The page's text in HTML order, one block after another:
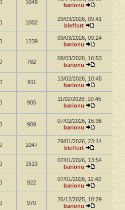
1049
barionu
1002
29/03/2026, 09:41
bleffort
1239
09/03/2026, 09:24
barionu
762
08/03/2026, 16:53
barionu
911
13/02/2026, 10:45
barionu
905
11/02/2026, 10:45
barionu
909
07/02/2026, 16:36
barionu
1047
29/01/2026, 23:14
bleffort
1513
07/01/2026, 13:54
barionu
922
07/01/2026, 11:42
barionu
970
26/12/2025, 18:29
barionu